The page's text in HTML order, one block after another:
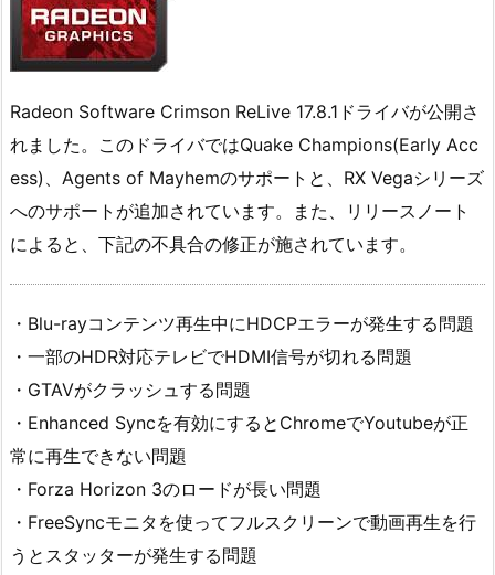
Radeon Software Crimson ReLive 17.8.1ドライバが公開さ
れました。このドライバではQuake Champions(Early Acc
ess)、Agents of Mayhemのサポートと、RX Vegaシリーズ
へのサポートが追加されています。また、リリースノート
によると、下記の不具合の修正が施されています。
・Blu-rayコンテンツ再生中にHDCPエラーが発生する問題
・一部のHDR対応テレビでHDMI信号が切れる問題
・GTAVがクラッシュする問題
・Enhanced Syncを有効にするとChromeでYoutubeが正
常に再生できない問題
・Forza Horizon 3のロードが長い問題
・FreeSyncモニタを使ってフルスクリーンで動画再生を行
うとスタッターが発生する問題